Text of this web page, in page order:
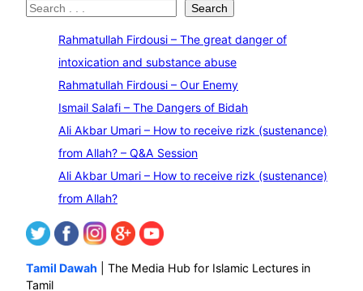
S
Search
Rahmatullah Firdousi – The great danger of
intoxication and substance abuse
Rahmatullah Firdousi – Our Enemy
Ismail Salafi – The Dangers of Bidah
Ali Akbar Umari – How to receive rizk (sustenance)
from Allah? – Q&A Session
Ali Akbar Umari – How to receive rizk (sustenance)
from Allah?
Tamil Dawah | The Media Hub for Islamic Lectures in
Tamil